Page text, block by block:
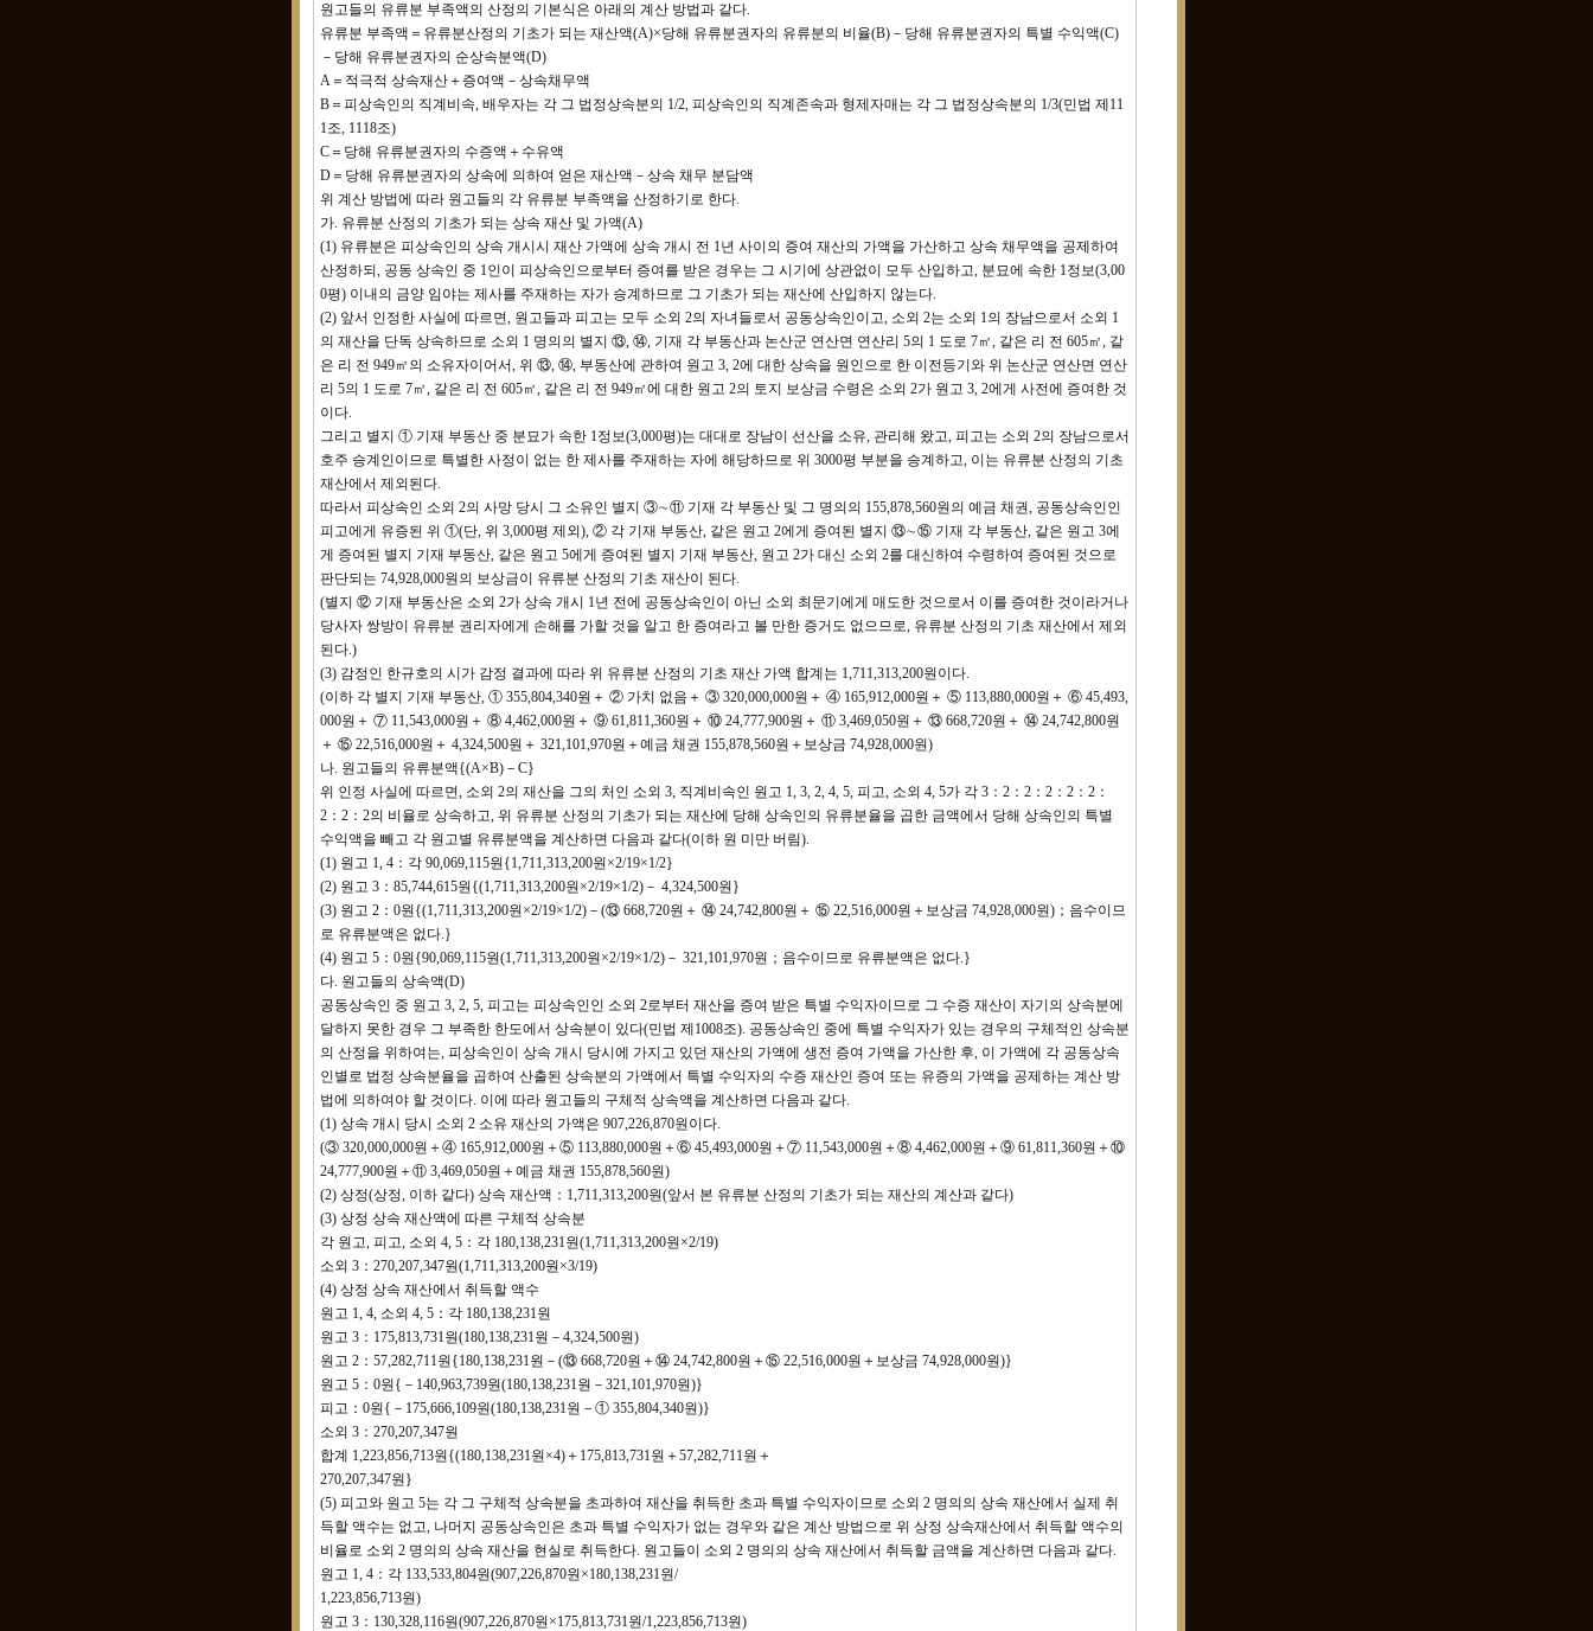
원고들의 유류분 부족액의 산정의 기본식은 아래의 계산 방법과 같다.
유류분 부족액＝유류분산정의 기초가 되는 재산액(A)×당해 유류분권자의 유류분의 비율(B)－당해 유류분권자의 특별 수익액(C)
－당해 유류분권자의 순상속분액(D)
A＝적극적 상속재산＋증여액－상속채무액
B＝피상속인의 직계비속, 배우자는 각 그 법정상속분의 1/2, 피상속인의 직계존속과 형제자매는 각 그 법정상속분의 1/3(민법 제11
1조, 1118조)
C＝당해 유류분권자의 수증액＋수유액
D＝당해 유류분권자의 상속에 의하여 얻은 재산액－상속 채무 분담액
위 계산 방법에 따라 원고들의 각 유류분 부족액을 산정하기로 한다.
가. 유류분 산정의 기초가 되는 상속 재산 및 가액(A)
(1) 유류분은 피상속인의 상속 개시시 재산 가액에 상속 개시 전 1년 사이의 증여 재산의 가액을 가산하고 상속 채무액을 공제하여
산정하되, 공동 상속인 중 1인이 피상속인으로부터 증여를 받은 경우는 그 시기에 상관없이 모두 산입하고, 분묘에 속한 1정보(3,00
0평) 이내의 금양 임야는 제사를 주재하는 자가 승계하므로 그 기초가 되는 재산에 산입하지 않는다.
(2) 앞서 인정한 사실에 따르면, 원고들과 피고는 모두 소외 2의 자녀들로서 공동상속인이고, 소외 2는 소외 1의 장남으로서 소외 1
의 재산을 단독 상속하므로 소외 1 명의의 별지 ⑬, ⑭, 기재 각 부동산과 논산군 연산면 연산리 5의 1 도로 7㎡, 같은 리 전 605㎡, 같
은 리 전 949㎡의 소유자이어서, 위 ⑬, ⑭, 부동산에 관하여 원고 3, 2에 대한 상속을 원인으로 한 이전등기와 위 논산군 연산면 연산
리 5의 1 도로 7㎡, 같은 리 전 605㎡, 같은 리 전 949㎡에 대한 원고 2의 토지 보상금 수령은 소외 2가 원고 3, 2에게 사전에 증여한 것
이다.
그리고 별지 ① 기재 부동산 중 분묘가 속한 1정보(3,000평)는 대대로 장남이 선산을 소유, 관리해 왔고, 피고는 소외 2의 장남으로서
호주 승계인이므로 특별한 사정이 없는 한 제사를 주재하는 자에 해당하므로 위 3000평 부분을 승계하고, 이는 유류분 산정의 기초
재산에서 제외된다.
따라서 피상속인 소외 2의 사망 당시 그 소유인 별지 ③∼⑪ 기재 각 부동산 및 그 명의의 155,878,560원의 예금 채권, 공동상속인인
피고에게 유증된 위 ①(단, 위 3,000평 제외), ② 각 기재 부동산, 같은 원고 2에게 증여된 별지 ⑬∼⑮ 기재 각 부동산, 같은 원고 3에
게 증여된 별지 기재 부동산, 같은 원고 5에게 증여된 별지 기재 부동산, 원고 2가 대신 소외 2를 대신하여 수령하여 증여된 것으로
판단되는 74,928,000원의 보상금이 유류분 산정의 기초 재산이 된다.
(별지 ⑫ 기재 부동산은 소외 2가 상속 개시 1년 전에 공동상속인이 아닌 소외 최문기에게 매도한 것으로서 이를 증여한 것이라거나
당사자 쌍방이 유류분 권리자에게 손해를 가할 것을 알고 한 증여라고 볼 만한 증거도 없으므로, 유류분 산정의 기초 재산에서 제외
된다.)
(3) 감정인 한규호의 시가 감정 결과에 따라 위 유류분 산정의 기초 재산 가액 합계는 1,711,313,200원이다.
(이하 각 별지 기재 부동산, ① 355,804,340원＋ ② 가치 없음＋ ③ 320,000,000원＋ ④ 165,912,000원＋ ⑤ 113,880,000원＋ ⑥ 45,493,
000원＋ ⑦ 11,543,000원＋ ⑧ 4,462,000원＋ ⑨ 61,811,360원＋ ⑩ 24,777,900원＋ ⑪ 3,469,050원＋ ⑬ 668,720원＋ ⑭ 24,742,800원
＋ ⑮ 22,516,000원＋ 4,324,500원＋ 321,101,970원＋예금 채권 155,878,560원＋보상금 74,928,000원)
나. 원고들의 유류분액{(A×B)－C}
위 인정 사실에 따르면, 소외 2의 재산을 그의 처인 소외 3, 직계비속인 원고 1, 3, 2, 4, 5, 피고, 소외 4, 5가 각 3：2：2：2：2：2：
2：2：2의 비율로 상속하고, 위 유류분 산정의 기초가 되는 재산에 당해 상속인의 유류분율을 곱한 금액에서 당해 상속인의 특별
수익액을 빼고 각 원고별 유류분액을 계산하면 다음과 같다(이하 원 미만 버림).
(1) 원고 1, 4：각 90,069,115원{1,711,313,200원×2/19×1/2}
(2) 원고 3：85,744,615원{(1,711,313,200원×2/19×1/2)－ 4,324,500원}
(3) 원고 2：0원{(1,711,313,200원×2/19×1/2)－(⑬ 668,720원＋ ⑭ 24,742,800원＋ ⑮ 22,516,000원＋보상금 74,928,000원)；음수이므
로 유류분액은 없다.}
(4) 원고 5：0원{90,069,115원(1,711,313,200원×2/19×1/2)－ 321,101,970원；음수이므로 유류분액은 없다.}
다. 원고들의 상속액(D)
공동상속인 중 원고 3, 2, 5, 피고는 피상속인인 소외 2로부터 재산을 증여 받은 특별 수익자이므로 그 수증 재산이 자기의 상속분에
달하지 못한 경우 그 부족한 한도에서 상속분이 있다(민법 제1008조). 공동상속인 중에 특별 수익자가 있는 경우의 구체적인 상속분
의 산정을 위하여는, 피상속인이 상속 개시 당시에 가지고 있던 재산의 가액에 생전 증여 가액을 가산한 후, 이 가액에 각 공동상속
인별로 법정 상속분율을 곱하여 산출된 상속분의 가액에서 특별 수익자의 수증 재산인 증여 또는 유증의 가액을 공제하는 계산 방
법에 의하여야 할 것이다. 이에 따라 원고들의 구체적 상속액을 계산하면 다음과 같다.
(1) 상속 개시 당시 소외 2 소유 재산의 가액은 907,226,870원이다.
(③ 320,000,000원＋④ 165,912,000원＋⑤ 113,880,000원＋⑥ 45,493,000원＋⑦ 11,543,000원＋⑧ 4,462,000원＋⑨ 61,811,360원＋⑩
24,777,900원＋⑪ 3,469,050원＋예금 채권 155,878,560원)
(2) 상정(상정, 이하 같다) 상속 재산액：1,711,313,200원(앞서 본 유류분 산정의 기초가 되는 재산의 계산과 같다)
(3) 상정 상속 재산액에 따른 구체적 상속분
각 원고, 피고, 소외 4, 5：각 180,138,231원(1,711,313,200원×2/19)
소외 3：270,207,347원(1,711,313,200원×3/19)
(4) 상정 상속 재산에서 취득할 액수
원고 1, 4, 소외 4, 5：각 180,138,231원
원고 3：175,813,731원(180,138,231원－4,324,500원)
원고 2：57,282,711원{180,138,231원－(⑬ 668,720원＋⑭ 24,742,800원＋⑮ 22,516,000원＋보상금 74,928,000원)}
원고 5：0원{－140,963,739원(180,138,231원－321,101,970원)}
피고：0원{－175,666,109원(180,138,231원－① 355,804,340원)}
소외 3：270,207,347원
합계 1,223,856,713원{(180,138,231원×4)＋175,813,731원＋57,282,711원＋
270,207,347원}
(5) 피고와 원고 5는 각 그 구체적 상속분을 초과하여 재산을 취득한 초과 특별 수익자이므로 소외 2 명의의 상속 재산에서 실제 취
득할 액수는 없고, 나머지 공동상속인은 초과 특별 수익자가 없는 경우와 같은 계산 방법으로 위 상정 상속재산에서 취득할 액수의
비율로 소외 2 명의의 상속 재산을 현실로 취득한다. 원고들이 소외 2 명의의 상속 재산에서 취득할 금액을 계산하면 다음과 같다.
원고 1, 4：각 133,533,804원(907,226,870원×180,138,231원/
1,223,856,713원)
원고 3：130,328,116원(907,226,870원×175,813,731원/1,223,856,713원)